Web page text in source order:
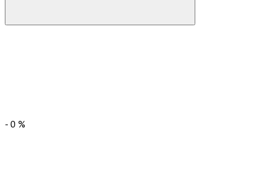
- 0 %